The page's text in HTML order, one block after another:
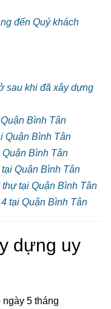
đến Quý khách
sau khi đã xây dựng
Bình Tân
Quận Bình Tân
Bình Tân
Quận Bình Tân
tại Quận Bình Tân
tại Quận Bình Tân
dựng uy
5 tháng